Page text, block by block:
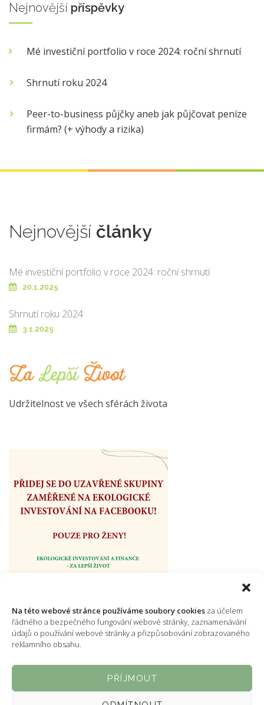
Na této webové stránce používáme soubory cookies za účelem
řádného a bezpečného fungování webové stránky, zaznamenávání
údajů o používání webové stránky a přizpůsobování zobrazovaného
reklamního obsahu.
PŘÍJMOUT
Nejnovější příspěvky
Mé investiční portfolio v roce 2024: roční shrnutí
Shrnutí roku 2024
Peer-to-business půjčky aneb jak půjčovat peníze
firmám? (+ výhody a rizika)
Nejnovější články
Mé investiční portfolio v roce 2024: roční shrnutí
20.1.2025
Shrnutí roku 2024
3.1.2025
Udržitelnost ve všech sférách života